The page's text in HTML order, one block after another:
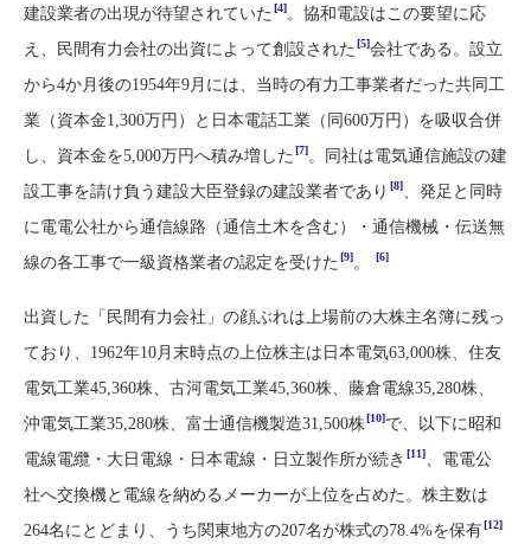
建設業者の出現が待望されていた [4]。協和電設はこの要望に応
え、民間有力会社の出資によって創設された [5]会社である。設立
から4か月後の1954年9月には、当時の有力工事業者だった共同工
業（資本金1,300万円）と日本電話工業（同600万円）を吸収合併
し、資本金を5,000万円へ積み増した [7]。同社は電気通信施設の建
設工事を請け負う建設大臣登録の建設業者であり [8]
、発足と同時
に電電公社から通信線路（通信土木を含む）・通信機械・伝送無
線の各工事で一級資格業者の認定を受けた [9]。 [6]
出資した「民間有力会社」の顔ぶれは上場前の大株主名簿に残っ
ており、1962年10月末時点の上位株主は日本電気63,000株、住友
電気工業45,360株、古河電気工業45,360株、藤倉電線35,280株、
沖電気工業35,280株、富士通信機製造31,500株[10]で、以下に昭和
電線電纜・大日電線・日本電線・日立製作所が続き [11]
、電電公
社へ交換機と電線を納めるメーカーが上位を占めた。株主数は
264名にとどまり、うち関東地方の207名が株式の78.4%を保有[12]